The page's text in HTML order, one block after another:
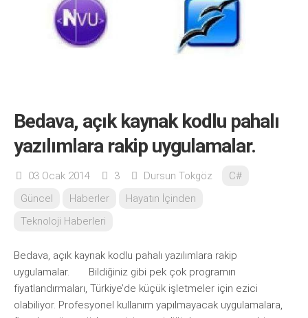
Bedava, açık kaynak kodlu pahalı
yazılımlara rakip uygulamalar.
03 Ocak 2014 3 Dursun Tokgöz
C#
Güncel
Haberler
Hayatın İçinden
Teknoloji Haberleri
Bedava, açık kaynak kodlu pahalı yazılımlara rakip
uygulamalar. Bildiğiniz gibi pek çok programın
fiyatlandırmaları, Türkiye’de küçük işletmeler için ezici
olabiliyor. Profesyonel kullanım yapılmayacak uygulamalara,